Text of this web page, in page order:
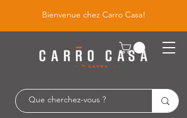
Bienvenue chez Carro Casa!